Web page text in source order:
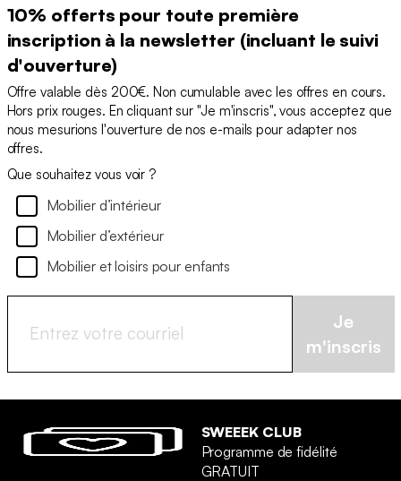
10% offerts pour toute première
inscription à la newsletter (incluant le suivi
d'ouverture)
Offre valable dès 200€. Non cumulable avec les offres en cours.
Hors prix rouges. En cliquant sur "Je m'inscris", vous acceptez que
nous mesurions l'ouverture de nos e-mails pour adapter nos
offres.
Que souhaitez vous voir ?
Mobilier d’intérieur
Mobilier d’extérieur
Mobilier et loisirs pour enfants
Je
m'inscris
SWEEEK CLUB
Programme de fidélité
GRATUIT